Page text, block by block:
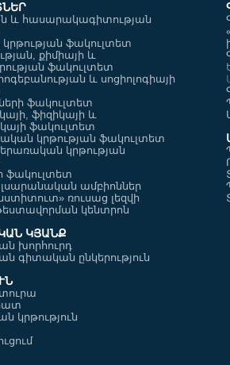
թեզի
Հայ-ռուսական
համալսարանի
պատվավոր պրոֆեսոր
Հենակետային
վարժարանի ուսուցիչը
վերապատրաստվեց
և հասարակագիտության
ֆակուլտետ
քիմիայի և
ֆակուլտետ
և սոցիոլոգիայի
ֆակուլտետ
ֆիզիկայի և
ֆակուլտետ
կրթության ֆակուլտետ
կրթության
ֆակուլտետ
ամբիոններ
ռուսաց լեզվի
թեստավորման կենտրոն
ԿՅԱՆՔ
խորհուրդ
գիտական ընկերություն
կրթություն